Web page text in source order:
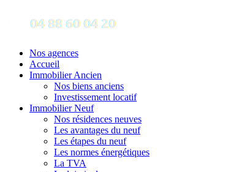
Nos agences
Accueil
Immobilier Ancien
Nos biens anciens
Investissement locatif
Immobilier Neuf
Nos résidences neuves
Les avantages du neuf
Les étapes du neuf
Les normes énergétiques
La TVA